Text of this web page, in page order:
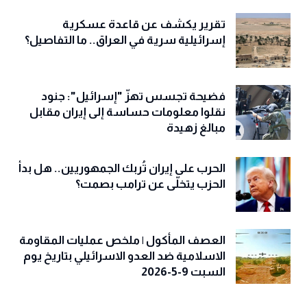
تقرير يكشف عن قاعدة عسكرية
إسرائيلية سرية في العراق.. ما التفاصيل؟
فضيحة تجسس تهزّ "إسرائيل": جنود
نقلوا معلومات حساسة إلى إيران مقابل
مبالغ زهيدة
الحرب على إيران تُربك الجمهوريين.. هل بدأ
الحزب يتخلّى عن ترامب بصمت؟
العصف المأكول | ملخص عمليات المقاومة
الاسلامية ضد العدو الاسرائيلي بتاريخ يوم
السبت 9-5-2026